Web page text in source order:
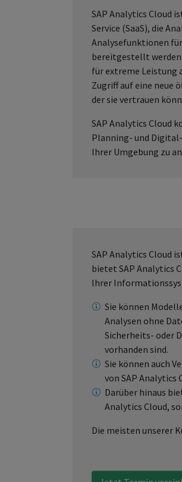
SAP Analytics Cloud
Service (SaaS), die
Analysefunktionen
bereitgestellt
für extreme Leistung
Zugriff auf eine neue
der sie vertrauen
SAP Analytics Cloud
Planning- und
Ihrer Umgebung zu
SAP Analytics Cloud
bietet SAP Analytics
Ihrer
Sie können
Analysen ohne
Sicherheits- oder
vorhanden sind.
Sie können auch
von SAP
Darüber hinaus
Analytics Cloud,
Die meisten unserer